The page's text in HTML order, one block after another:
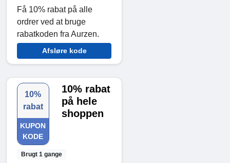
Få 10% rabat på alle
ordrer ved at bruge
rabatkoden fra Aurzen.
Afsløre kode
10%
rabat
KUPON
KODE
Brugt 1 gange
10% rabat
på hele
shoppen